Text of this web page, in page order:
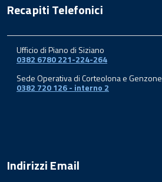
Recapiti Telefonici
Ufficio di Piano di Siziano
0382 6780 221-224-264
Sede Operativa di Corteolona e Genzone
0382 720 126 - interno 2
Indirizzi Email